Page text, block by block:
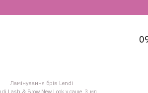
Ламінування брів Lendi
Lash & Brow New Look у саше, 3 мл